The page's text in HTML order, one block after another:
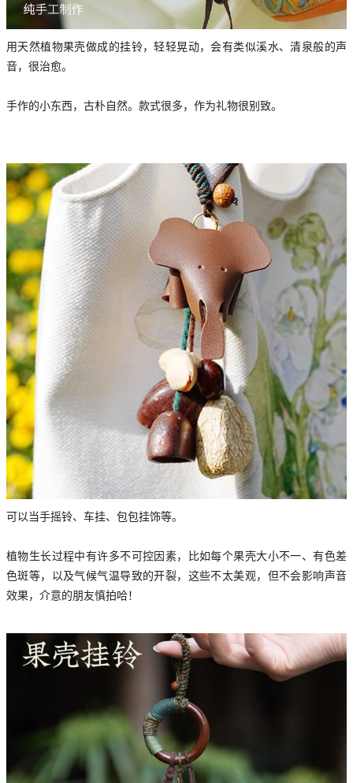
用天然植物果壳做成的挂铃，轻轻晃动，会有类似溪水、清泉般的声
音，很治愈。
手作的小东西，古朴自然。款式很多，作为礼物很别致。
可以当手摇铃、车挂、包包挂饰等。
植物生长过程中有许多不可控因素，比如每个果壳大小不一、有色差
色斑等，以及气候气温导致的开裂，这些不太美观，但不会影响声音
效果，介意的朋友慎拍哈！